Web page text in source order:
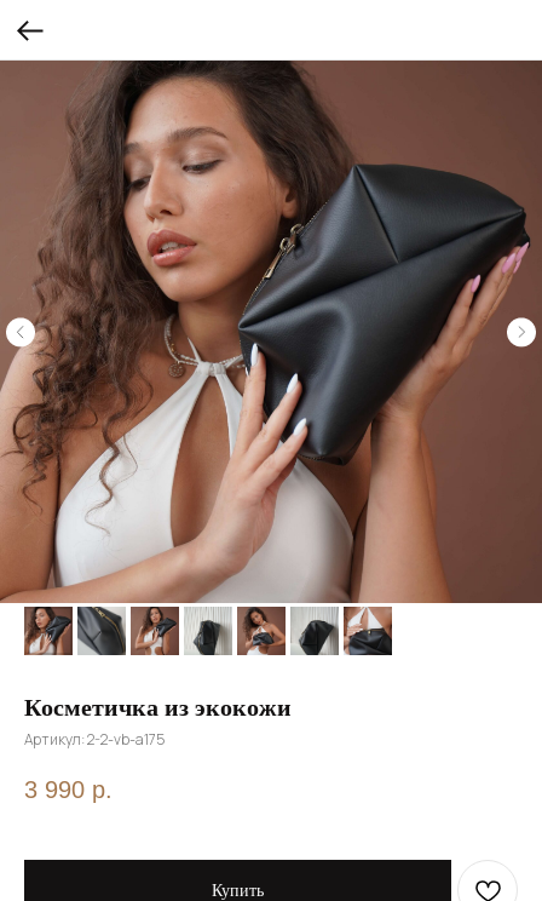
Косметичка из экокожи
Артикул:2-2-vb-a175
3 990 р.
Купить